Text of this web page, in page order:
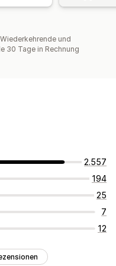
und
30 Tage in Rechnung
2.557
194
25
7
12